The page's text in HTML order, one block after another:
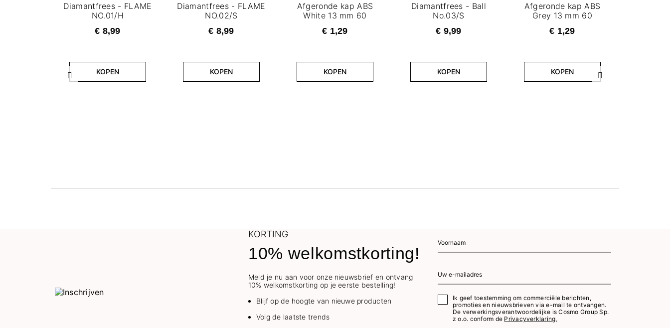
Vorige Volgende
Diamantfrees - FLAME
NO.01/H
€ 8,99
KOPEN
Diamantfrees - FLAME
NO.02/S
€ 8,99
KOPEN
Afgeronde kap ABS
White 13 mm 60
€ 1,29
KOPEN
Diamantfrees - Ball
No.03/S
€ 9,99
KOPEN
Afgeronde kap ABS
Grey 13 mm 60
€ 1,29
KOPEN
KORTING
10% welkomstkorting!
Meld je nu aan voor onze nieuwsbrief en ontvang
10% welkomstkorting op je eerste bestelling!
Blijf op de hoogte van nieuwe producten
Volg de laatste trends
Ik geef toestemming om commerciële berichten,
promoties en nieuwsbrieven via e-mail te ontvangen.
De verwerkingsverantwoordelijke is Cosmo Group Sp.
z o.o. conform de Privacyverklaring.